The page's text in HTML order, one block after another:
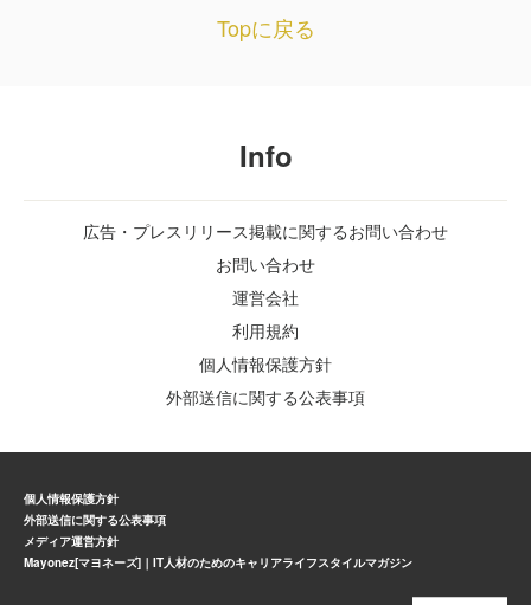
Topに戻る
Info
広告・プレスリリース掲載に関するお問い合わせ
お問い合わせ
運営会社
利用規約
個人情報保護方針
外部送信に関する公表事項
個人情報保護方針
外部送信に関する公表事項
メディア運営方針
Mayonez[マヨネーズ]｜IT人材のためのキャリアライフスタイルマガジン